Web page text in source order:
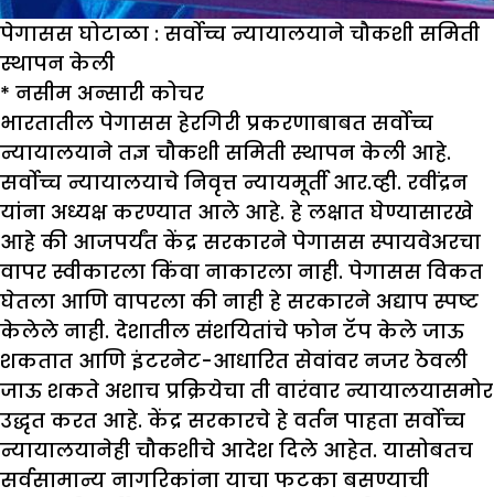
पेगासस घोटाळा : सर्वोच्च न्यायालयाने चौकशी समिती
स्थापन केली
* नसीम अन्सारी कोचर
भारतातील पेगासस हेरगिरी प्रकरणाबाबत सर्वोच्च
न्यायालयाने तज्ञ चौकशी समिती स्थापन केली आहे.
सर्वोच्च न्यायालयाचे निवृत्त न्यायमूर्ती आर.व्ही. रवींद्रन
यांना अध्यक्ष करण्यात आले आहे. हे लक्षात घेण्यासारखे
आहे की आजपर्यंत केंद्र सरकारने पेगासस स्पायवेअरचा
वापर स्वीकारला किंवा नाकारला नाही. पेगासस विकत
घेतला आणि वापरला की नाही हे सरकारने अद्याप स्पष्ट
केलेले नाही. देशातील संशयितांचे फोन टॅप केले जाऊ
शकतात आणि इंटरनेट-आधारित सेवांवर नजर ठेवली
जाऊ शकते अशाच प्रक्रियेचा ती वारंवार न्यायालयासमोर
उद्धृत करत आहे. केंद्र सरकारचे हे वर्तन पाहता सर्वोच्च
न्यायालयानेही चौकशीचे आदेश दिले आहेत. यासोबतच
सर्वसामान्य नागरिकांना याचा फटका बसण्याची